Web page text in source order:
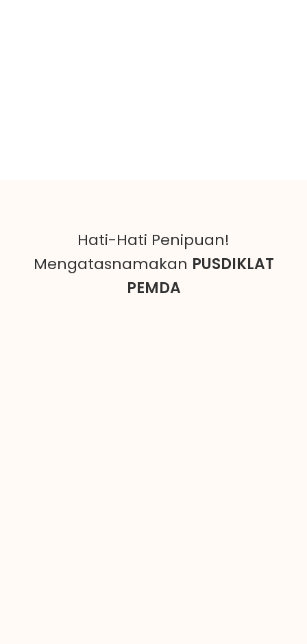
Hati-Hati Penipuan!
Mengatasnamakan PUSDIKLAT
PEMDA